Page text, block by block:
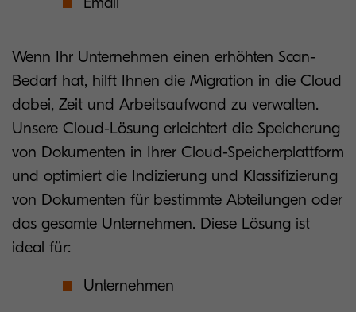
Wenn Ihr Unternehmen einen erhöhten Scan-
Bedarf hat, hilft Ihnen die Migration in die Cloud
dabei, Zeit und Arbeitsaufwand zu verwalten.
Unsere Cloud-Lösung erleichtert die Speicherung
von Dokumenten in Ihrer Cloud-Speicherplattform
und optimiert die Indizierung und Klassifizierung
von Dokumenten für bestimmte Abteilungen oder
das gesamte Unternehmen. Diese Lösung ist
ideal für:
Unternehmen